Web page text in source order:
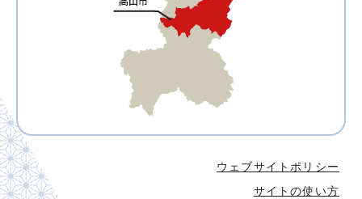
ウェブサイトポリシー
サイトの使い方